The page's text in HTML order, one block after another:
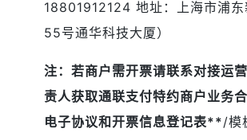
18801912124 地址：上海市浦
55号通华科技大厦）
注：若商户需开票请联系对接运
责人获取通联支付特约商户业务
电子协议和开票信息登记表**/模